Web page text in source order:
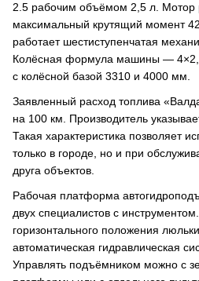
2.5 рабочим объёмом 2,5 л. Мотор
максимальный крутящий момент
работает шестиступенчатая
Колёсная формула машины — 4×2,
с колёсной базой 3310 и 4000 мм.
Заявленный расход топлива
на 100 км. Производитель
Такая характеристика позволяет
только в городе, но и при
друга объектов.
Рабочая платформа
двух специалистов с
горизонтального положения
автоматическая гидравлическая
Управлять подъёмником можно с